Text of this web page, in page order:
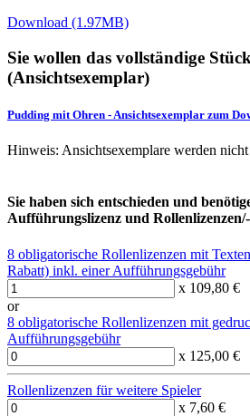
Download (1.97MB)
Sie wollen das vollständige
(Ansichtsexemplar)
Pudding mit Ohren - Ansichtsexemplar zum
Hinweis: Ansichtsexemplare werden
Sie haben sich entschieden und
Aufführungslizenz und
8 obligatorische Rollenlizenzen mit
Rabatt) inkl. einer Aufführungsgebühr
x 109,80 €
or
8 obligatorische Rollenlizenzen mit
Aufführungsgebühr
x 125,00 €
Rollenlizenzen für weitere Spieler
x 7,60 €